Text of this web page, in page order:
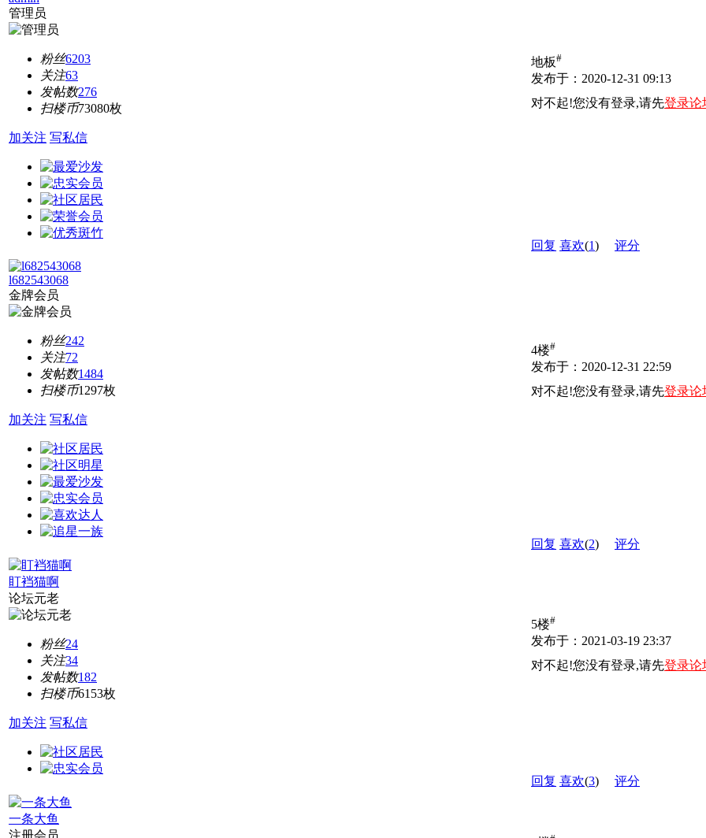
管理员
粉丝6203
关注63
发帖数276
扫楼币73080枚
加关注 写私信
地板#
发布于：2020-12-31 09:13
对不起!您没有登录,请先登录论
回复 喜欢(1) 评分
l682543068
金牌会员
粉丝242
关注72
发帖数1484
扫楼币1297枚
加关注 写私信
4楼#
发布于：2020-12-31 22:59
对不起!您没有登录,请先登录论
回复 喜欢(2) 评分
盯裆猫啊
论坛元老
粉丝24
关注34
发帖数182
扫楼币6153枚
加关注 写私信
5楼#
发布于：2021-03-19 23:37
对不起!您没有登录,请先登录论
回复 喜欢(3) 评分
一条大鱼
注册会员